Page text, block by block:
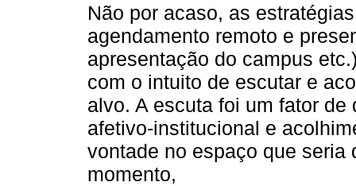
Não por acaso, as
agendamento remoto e
apresentação do campus
com o intuito de escutar e
alvo. A escuta foi um fator
afetivo-institucional e
vontade no espaço que seria
momento,